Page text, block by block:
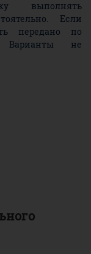
выполнять
Если
передано по
Варианты не